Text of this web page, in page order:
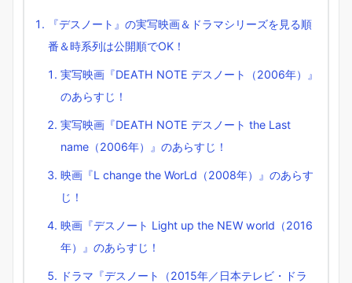
『デスノート』の実写映画＆ドラマシリーズを見る順
番＆時系列は公開順でOK！
実写映画『DEATH NOTE デスノート（2006年）』
のあらすじ！
実写映画『DEATH NOTE デスノート the Last
name（2006年）』のあらすじ！
映画『L change the WorLd（2008年）』のあらす
じ！
映画『デスノート Light up the NEW world（2016
年）』のあらすじ！
ドラマ『デスノート（2015年／日本テレビ・ドラ